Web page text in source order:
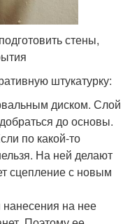
стены,
штукатурку:
диском. Слой
до основы.
по какой-то
На ней делают
сцепление с новым
на нее